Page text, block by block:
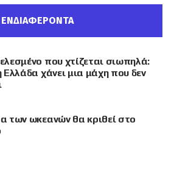
ΕΝΔΙΑΦΕΡΟΝΤΑ
που χτίζεται σιωπηλά:
Ελλάδα χάνει μια μάχη που δεν
των ωκεανών θα κριθεί στο